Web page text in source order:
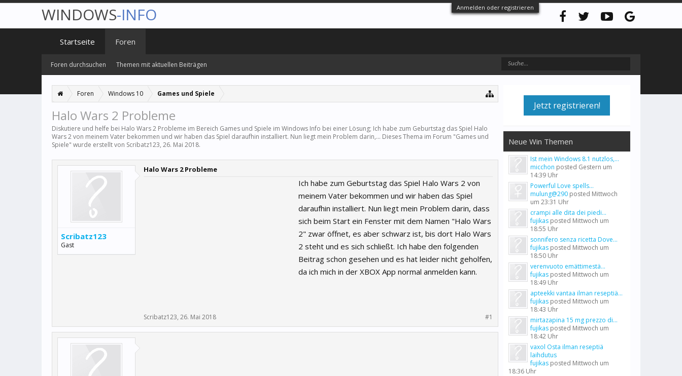
Anmelden oder registrieren
Foren Windows 10 Games und Spiele
Halo Wars 2 Probleme
Diskutiere und helfe bei Halo Wars 2 Probleme im Bereich Games und Spiele im Windows Info bei einer Lösung; Ich habe zum Geburtstag das Spiel Halo
Wars 2 von meinem Vater bekommen und wir haben das Spiel daraufhin installiert. Nun liegt mein Problem darin,... Dieses Thema im Forum "Games und
Spiele" wurde erstellt von Scribatz123, 26. Mai 2018.
Scribatz123
Gast
Halo Wars 2 Probleme
Ich habe zum Geburtstag das Spiel Halo Wars 2 von
meinem Vater bekommen und wir haben das Spiel
daraufhin installiert. Nun liegt mein Problem darin, dass
sich beim Start ein Fenster mit dem Namen "Halo Wars
2" zwar öffnet, es aber schwarz ist, bis dort Halo Wars
2 steht und es sich schließt. Ich habe den folgenden
Beitrag schon gesehen und es hat leider nicht geholfen,
da ich mich in der XBOX App normal anmelden kann.
Scribatz123, 26. Mai 2018 #1
Jetzt registrieren!
Neue Win Themen
Ist mein Windows 8.1 nutzlos,...
micchon posted Gestern um
14:39 Uhr
Powerful Love spells...
mulung@290 posted Mittwoch
um 23:31 Uhr
crampi alle dita dei piedi...
fujikas posted Mittwoch um
18:55 Uhr
sonnifero senza ricetta Dove...
fujikas posted Mittwoch um
18:50 Uhr
verenvuoto emättimestä...
fujikas posted Mittwoch um
18:49 Uhr
apteekki vantaa ilman reseptiä...
fujikas posted Mittwoch um
18:43 Uhr
mirtazapina 15 mg prezzo di...
fujikas posted Mittwoch um
18:42 Uhr
vaxol Osta ilman reseptiä
laihdutus
fujikas posted Mittwoch um
18:36 Uhr
WINDOWS-INFO
Startseite Foren
Foren durchsuchen Themen mit aktuellen Beiträgen